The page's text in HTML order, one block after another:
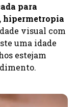
para
hipermetropia
visual com
uma idade
estejam